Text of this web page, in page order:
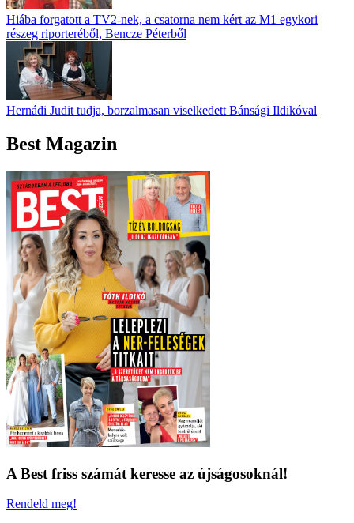
Hiába forgatott a TV2-nek, a csatorna nem kért az M1 egykori
részeg riporteréből, Bencze Péterből
Hernádi Judit tudja, borzalmasan viselkedett Bánsági Ildikóval
Best Magazin
A Best friss számát keresse az újságosoknál!
Rendeld meg!